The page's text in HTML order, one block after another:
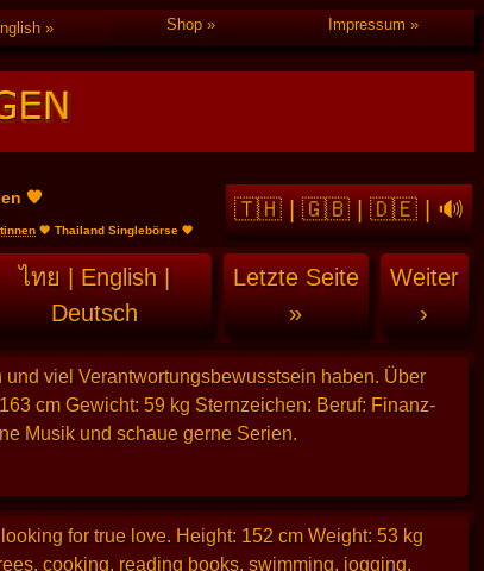
Shop Impressum
🇹🇭|🇬🇧|🇩🇪|🔊
🧡
🧡 Thailand Singlebörse 🧡
ไทย| English|
Deutsch
Letzte Seite
»
Weiter
›
viel Verantwortungsbewusstsein haben. Über
cm Gewicht: 59 kg Sternzeichen: Beruf: Finanz-
Musik und schaue gerne Serien.
for true love. Height: 152 cm Weight: 53 kg
cooking, reading books, swimming, jogging.